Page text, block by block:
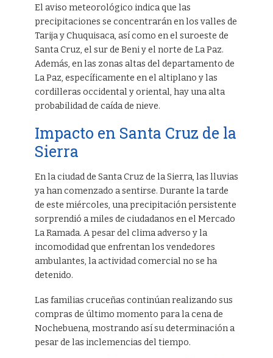
El aviso meteorológico indica que las
precipitaciones se concentrarán en los valles de
Tarija y Chuquisaca, así como en el suroeste de
Santa Cruz, el sur de Beni y el norte de La Paz.
Además, en las zonas altas del departamento de
La Paz, específicamente en el altiplano y las
cordilleras occidental y oriental, hay una alta
probabilidad de caída de nieve.
Impacto en Santa Cruz de la
Sierra
En la ciudad de Santa Cruz de la Sierra, las lluvias
ya han comenzado a sentirse. Durante la tarde
de este miércoles, una precipitación persistente
sorprendió a miles de ciudadanos en el Mercado
La Ramada. A pesar del clima adverso y la
incomodidad que enfrentan los vendedores
ambulantes, la actividad comercial no se ha
detenido.
Las familias cruceñas continúan realizando sus
compras de último momento para la cena de
Nochebuena, mostrando así su determinación a
pesar de las inclemencias del tiempo.